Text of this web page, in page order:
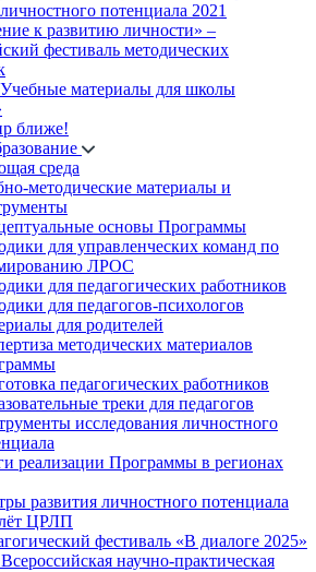
потенциала 2021
к развитию личности» –
фестиваль методических
материалы для школы
ближе!
среда
методические материалы и
основы Программы
для управленческих команд по
ЛРОС
для педагогических работников
для педагогов-психологов
для родителей
методических материалов
педагогических работников
треки для педагогов
исследования личностного
реализации Программы в регионах
развития личностного потенциала
ЦРЛП
фестиваль «В диалоге 2025»
научно-практическая